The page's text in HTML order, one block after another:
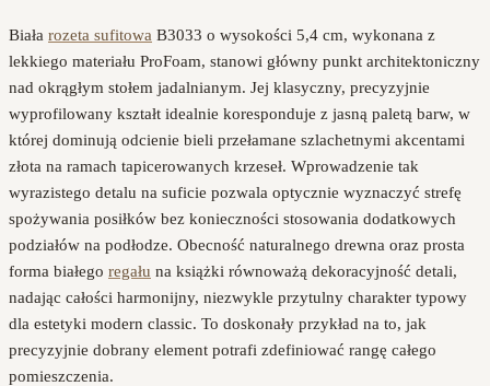
Biała rozeta sufitowa B3033 o wysokości 5,4 cm, wykonana z
lekkiego materiału ProFoam, stanowi główny punkt architektoniczny
nad okrągłym stołem jadalnianym. Jej klasyczny, precyzyjnie
wyprofilowany kształt idealnie koresponduje z jasną paletą barw, w
której dominują odcienie bieli przełamane szlachetnymi akcentami
złota na ramach tapicerowanych krzeseł. Wprowadzenie tak
wyrazistego detalu na suficie pozwala optycznie wyznaczyć strefę
spożywania posiłków bez konieczności stosowania dodatkowych
podziałów na podłodze. Obecność naturalnego drewna oraz prosta
forma białego regału na książki równoważą dekoracyjność detali,
nadając całości harmonijny, niezwykle przytulny charakter typowy
dla estetyki modern classic. To doskonały przykład na to, jak
precyzyjnie dobrany element potrafi zdefiniować rangę całego
pomieszczenia.